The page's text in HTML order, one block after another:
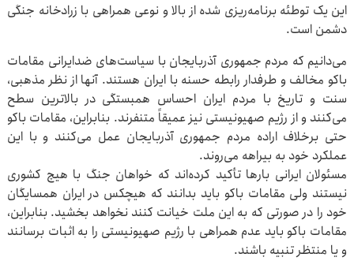
این یک توطئه برنامه‌ریزی شده از بالا و نوعی همراهی با زرادخانه جنگی
دشمن است.
می‌دانیم که مردم جمهوری آذربایجان با سیاست‌های ضدایرانی مقامات
باکو مخالف و طرفدار رابطه حسنه با ایران هستند. آنها از نظر مذهبی،
سنت و تاریخ با مردم ایران احساس همبستگی در بالاترین سطح
می‌کنند و از رژیم صهیونیستی نیز عمیقاً متنفرند. بنابراین، مقامات باکو
حتی برخلاف اراده مردم جمهوری آذربایجان عمل می‌کنند و با این
عملکرد خود به بیراهه‌ می‌روند.
مسئولان ایرانی بارها تأکید کرده‌اند که خواهان جنگ با هیچ کشوری
نیستند ولی مقامات باکو باید بدانند که هیچکس در ایران همسایگان
خود را در صورتی که به این ملت‌ خیانت کنند نخواهد بخشید. بنابراین،
مقامات باکو باید عدم همراهی با رژیم صهیونیستی را به اثبات برسانند
و یا منتظر تنبیه باشند.